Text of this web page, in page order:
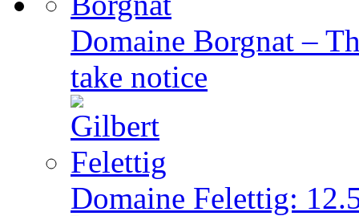
Domaine Borgnat –
take notice
Domaine Felettig: